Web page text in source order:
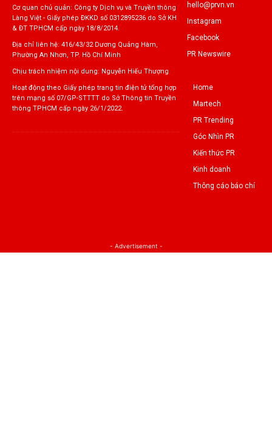
Cơ quan chủ quản: Công ty Dịch vụ và Truyền thông
Làng Việt - Giấy phép ĐKKD số 0312895236 do Sở KH
& ĐT TPHCM cấp ngày 18/8/2014.
Địa chỉ liên hệ: 416/43/32 Dương Quảng Hàm,
Phường An Nhơn, TP. Hồ Chí Minh
Chịu trách nhiệm nội dung: Nguyễn Hiếu Thượng
Hoạt động theo Giấy phép trang tin điện tử tổng hợp
trên mạng số 07/GP-STTTT do Sở Thông tin Truyền
thông TPHCM cấp ngày 26/1/2022.
hello@prvn.vn
Instagram
Facebook
PR Newswire
Home
Martech
PR Trending
Góc Nhìn PR
Kiến thức PR
Kinh doanh
Thông cáo báo chí
- Advertisement -